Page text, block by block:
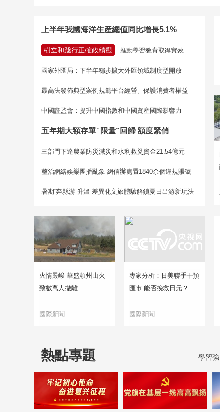
上半年我國海洋生産總值同比增長5.1%
樹立和踐行正確政績觀 推動學習教育取得實效
國家外匯局：下半年穩步擴大外匯領域制度型開放
最高法發佈典型案例規範平台經營、保護消費者權益
中國證監會：提升中國指數和中國資産國際影響力
五年期大額存單“限量”回歸 額度緊俏
三部門下達農業防災減災和水利救災資金21.54億元
整治網絡娛樂團播亂象 網信辦處置1840余個違規賬號
暑期“奔縣游”升溫 差異化文旅體驗解鎖夏日出游新玩法
火情嚴峻 華盛頓州山火
致數萬人撤離
國際新聞
專家分析：日美聯手干預
匯市 能否挽救日元？
國際新聞
熱點專題 學習